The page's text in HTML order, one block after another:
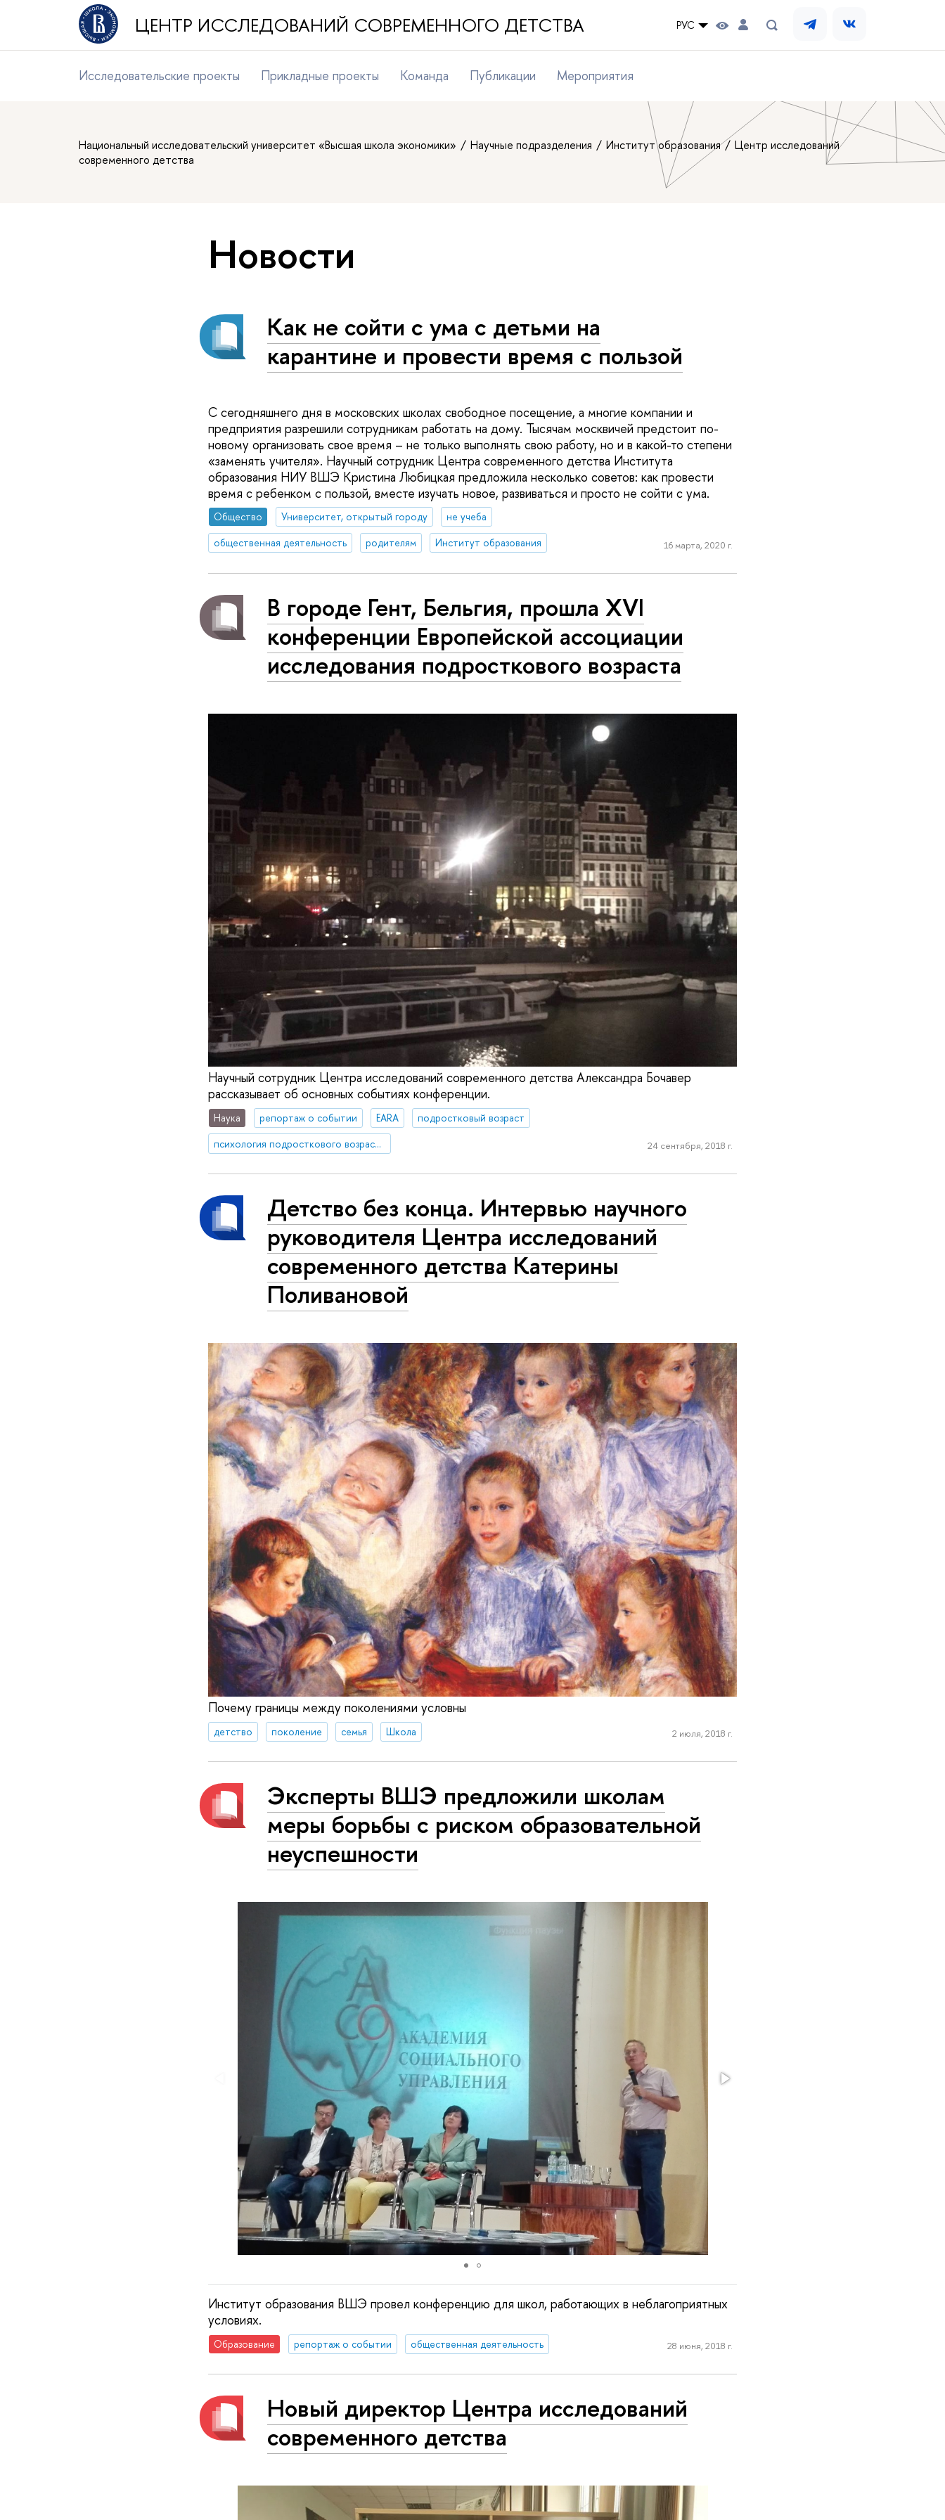
ЦЕНТР ИССЛЕДОВАНИЙ СОВРЕМЕННОГО ДЕТСТВА РУС
Исследовательские проекты Прикладные проекты Команда Публикации Мероприятия
Национальный исследовательский университет «Высшая школа экономики» Научные подразделения Институт образования
Центр исследований
современного детства
Новости
Как не сойти с ума с детьми на
карантине и провести время с пользой
С сегодняшнего дня в московских школах свободное посещение, а многие компании и
предприятия разрешили сотрудникам работать на дому. Тысячам москвичей предстоит по-
новому организовать свое время – не только выполнять свою работу, но и в какой-то степени
«заменять учителя». Научный сотрудник Центра современного детства Института
образования НИУ ВШЭ Кристина Любицкая предложила несколько советов: как провести
время с ребенком с пользой, вместе изучать новое, развиваться и просто не сойти с ума.
Общество Университет, открытый городу
не учеба
общественная деятельность
родителям Институт образования 16 марта, 2020 г.
В городе Гент, Бельгия, прошла XVI
конференции Европейской ассоциации
исследования подросткового возраста
Научный сотрудник Центра исследований современного детства Александра Бочавер
рассказывает об основных событиях конференции.
Наука репортаж о событии EARA
подростковый возраст
психология подросткового возраста
24 сентября, 2018 г.
Детство без конца. Интервью научного
руководителя Центра исследований
современного детства Катерины
Поливановой
Почему границы между поколениями условны
детство поколение семья Школа 2 июля, 2018 г.
Эксперты ВШЭ предложили школам
меры борьбы с риском образовательной
неуспешности
Институт образования ВШЭ провел конференцию для школ, работающих в неблагоприятных
условиях.
Образование репортаж о событии общественная деятельность 28 июня, 2018 г.
Новый директор Центра исследований
современного детства